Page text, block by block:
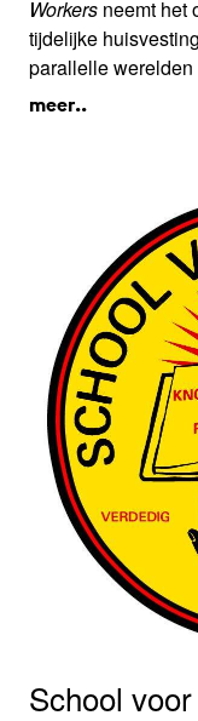
Workers neemt het
tijdelijke
parallelle
speciaal ontworpen
meer..
School